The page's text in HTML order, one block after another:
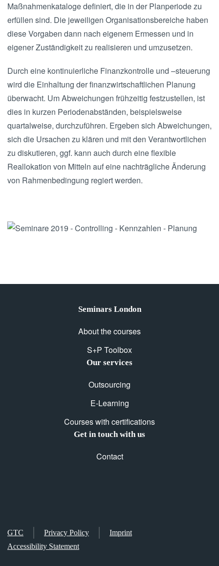
Maßnahmenkataloge definiert, die in der Planperiode zu
erfüllen sind. Die jeweiligen Organisationsbereiche haben
diese Vorgaben dann nach eigenem Ermessen und in
eigener Zuständigkeit zu realisieren und umzusetzen.
Durch eine kontinuierliche Finanzkontrolle und –steuerung
wird die Einhaltung der finanzwirtschaftlichen Planung
überwacht. Um Abweichungen frühzeitig festzustellen, ist
dies in kurzen Periodenabständen, beispielsweise
quartalweise, durchzuführen. Ergeben sich Abweichungen,
sich die Ursachen zu klären und mit den Verantwortlichen
zu diskutieren, ggf. kann auch durch eine flexible
Reallokation von Mitteln auf eine nachträgliche Änderung
von Rahmenbedingung regiert werden.
Seminars London
About the courses
S+P Toolbox
Our services
Outsourcing
E-Learning
Courses with certifications
Get in touch with us
Contact
GTC Privacy Policy
Imprint
Accessibility Statement